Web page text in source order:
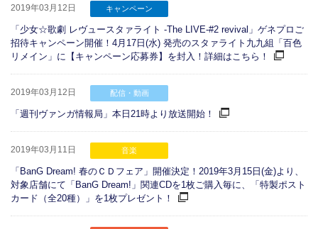
2019年03月12日 キャンペーン
「少女☆歌劇 レヴュースタァライト -The LIVE-#2 revival」ゲネプロご
招待キャンペーン開催！4月17日(水) 発売のスタァライト九九組「百色
リメイン」に【キャンペーン応募券】を封入！詳細はこちら！
2019年03月12日 配信・動画
「週刊ヴァンガ情報局」本日21時より放送開始！
2019年03月11日 音楽
「BanG Dream! 春のＣＤフェア」開催決定！2019年3月15日(金)より、
対象店舗にて「BanG Dream!」関連CDを1枚ご購入毎に、「特製ポスト
カード（全20種）」を1枚プレゼント！